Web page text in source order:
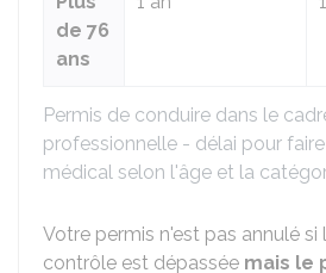
Permis de conduire dans le
professionnelle - délai pour
médical selon l'âge et la
de 76
ans
Votre permis n'est pas annulé
contrôle est dépassée mais le